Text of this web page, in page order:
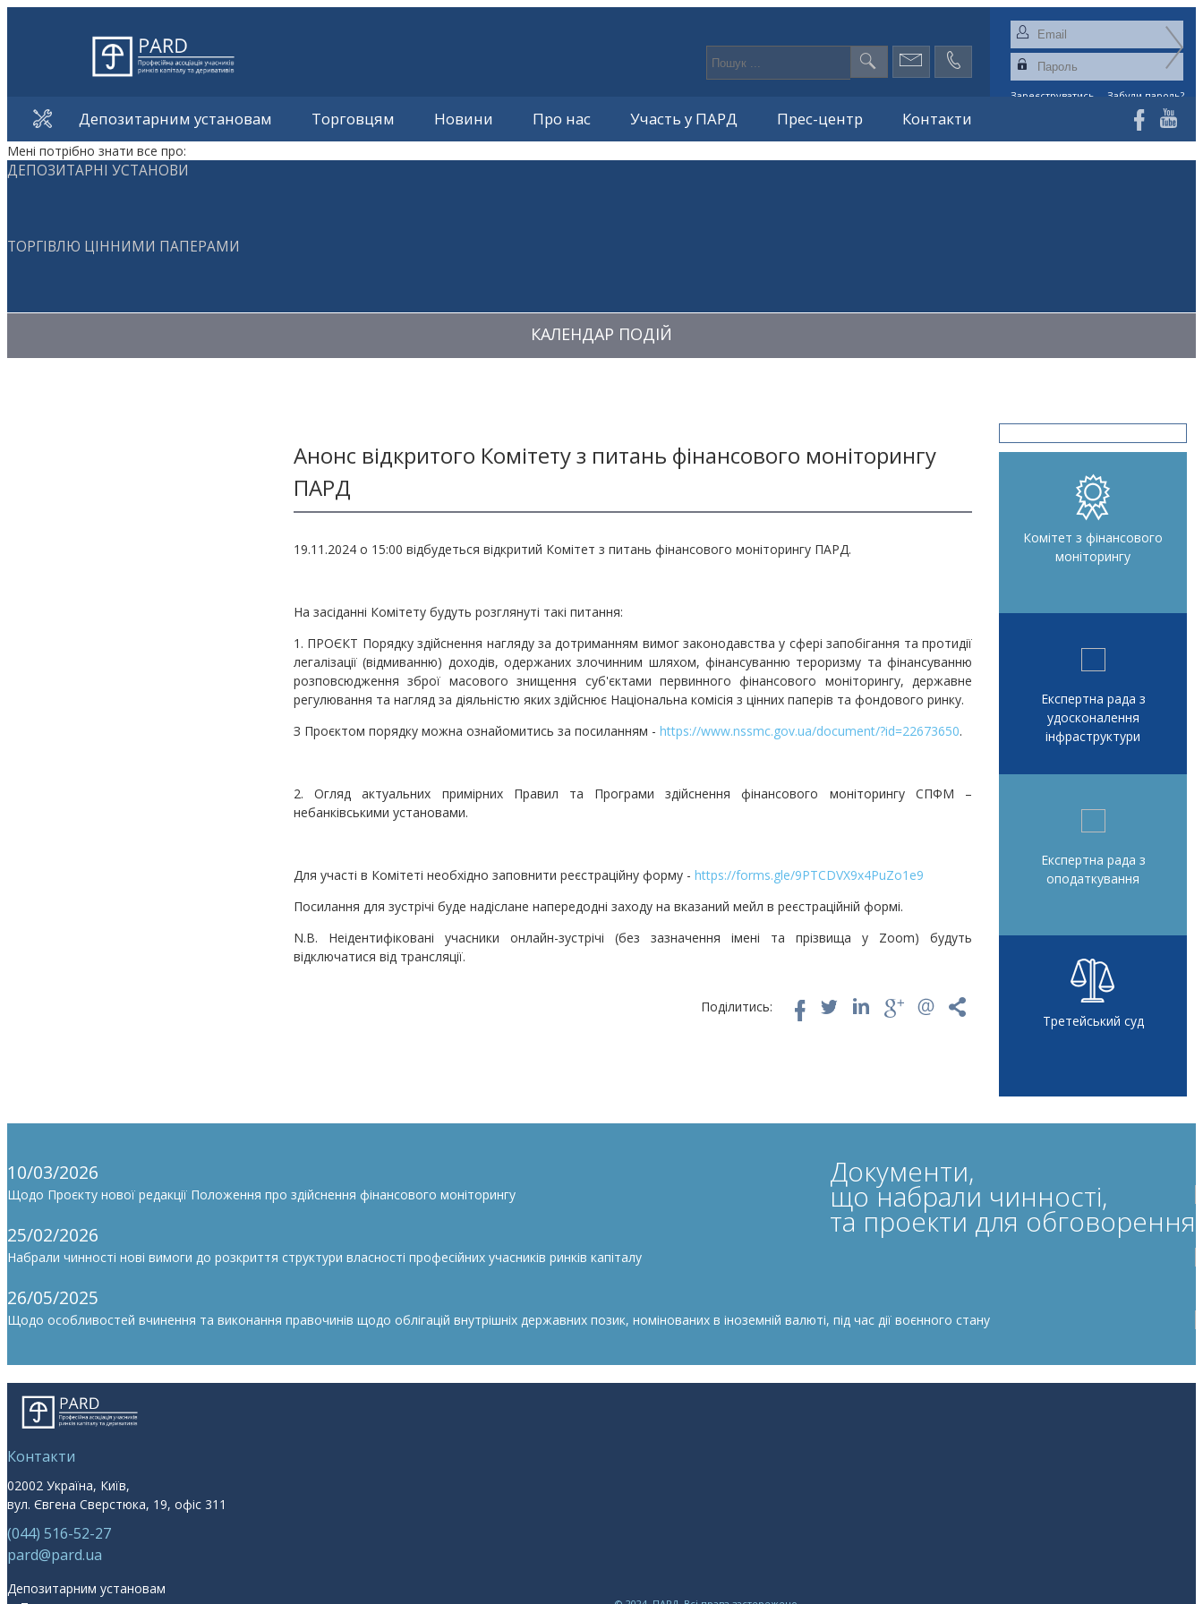
Зареєструватись Забули пароль?
Депозитарним установам Торговцям Новини Про нас Участь у ПАРД Прес-центр Контакти
Мені потрібно знати все про:
ДЕПОЗИТАРНІ УСТАНОВИ
ТОРГІВЛЮ ЦІННИМИ ПАПЕРАМИ
КАЛЕНДАР ПОДІЙ
Анонс відкритого Комітету з питань фінансового моніторингу
ПАРД
19.11.2024 о 15:00 відбудеться відкритий Комітет з питань фінансового моніторингу ПАРД.
На засіданні Комітету будуть розглянуті такі питання:
1. ПРОЄКТ Порядку здійснення нагляду за дотриманням вимог законодавства у сфері запобігання та протидії
легалізації (відмиванню) доходів, одержаних злочинним шляхом, фінансуванню тероризму та фінансуванню
розповсюдження зброї масового знищення суб'єктами первинного фінансового моніторингу, державне
регулювання та нагляд за діяльністю яких здійснює Національна комісія з цінних паперів та фондового ринку.
З Проєктом порядку можна ознайомитись за посиланням - https://www.nssmc.gov.ua/document/?id=22673650.
2. Огляд актуальних примірних Правил та Програми здійснення фінансового моніторингу СПФМ –
небанківськими установами.
Для участі в Комітеті необхідно заповнити реєстраційну форму - https://forms.gle/9PTCDVX9x4PuZo1e9
Посилання для зустрічі буде надіслане напередодні заходу на вказаний мейл в реєстраційній формі.
N.B. Неідентифіковані учасники онлайн-зустрічі (без зазначення імені та прізвища у Zoom) будуть
відключатися від трансляції.
Поділитись:
Комітет з фінансового
моніторингу
Експертна рада з
удосконалення
інфраструктури
Експертна рада з
оподаткування
Третейський суд
Документи,
що набрали чинності,
та проекти для обговорення
10/03/2026
Щодо Проєкту нової редакції Положення про здійснення фінансового моніторингу
25/02/2026
Набрали чинності нові вимоги до розкриття структури власності професійних учасників ринків капіталу
26/05/2025
Щодо особливостей вчинення та виконання правочинів щодо облігацій внутрішніх державних позик, номінованих в іноземній валюті, під час дії воєнного стану
Контакти
02002 Україна, Київ,
вул. Євгена Сверстюка, 19, офіс 311
(044) 516-52-27
pard@pard.ua
Депозитарним установам